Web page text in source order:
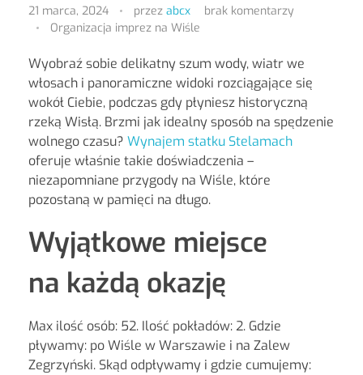
21 marca, 2024 przez abcx
brak komentarzy
Organizacja imprez na Wiśle
Wyobraź sobie delikatny szum wody, wiatr we
włosach i panoramiczne widoki rozciągające się
wokół Ciebie, podczas gdy płyniesz historyczną
rzeką Wisłą. Brzmi jak idealny sposób na spędzenie
wolnego czasu? Wynajem statku Stelamach
oferuje właśnie takie doświadczenia –
niezapomniane przygody na Wiśle, które
pozostaną w pamięci na długo.
Wyjątkowe miejsce
na każdą okazję
Max ilość osób: 52. Ilość pokładów: 2. Gdzie
pływamy: po Wiśle w Warszawie i na Zalew
Zegrzyński. Skąd odpływamy i gdzie cumujemy: